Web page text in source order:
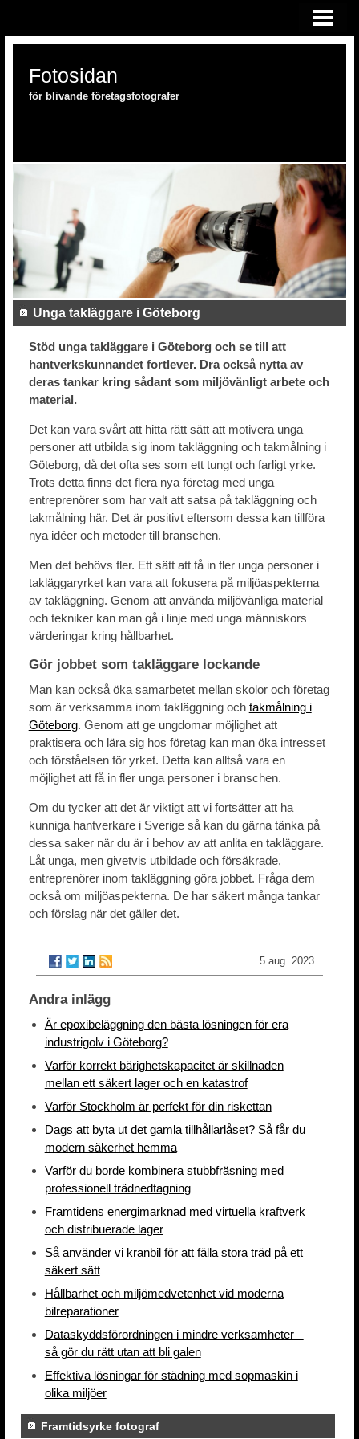
FOTOUTRUSTNING
Fotosidan
för blivande företagsfotografer
Unga takläggare i Göteborg
Stöd unga takläggare i Göteborg och se till att
hantverkskunnandet fortlever. Dra också nytta av
deras tankar kring sådant som miljövänligt arbete och
material.
Det kan vara svårt att hitta rätt sätt att motivera unga
personer att utbilda sig inom takläggning och takmålning i
Göteborg, då det ofta ses som ett tungt och farligt yrke.
Trots detta finns det flera nya företag med unga
entreprenörer som har valt att satsa på takläggning och
takmålning här. Det är positivt eftersom dessa kan tillföra
nya idéer och metoder till branschen.
Men det behövs fler. Ett sätt att få in fler unga personer i
takläggaryrket kan vara att fokusera på miljöaspekterna
av takläggning. Genom att använda miljövänliga material
och tekniker kan man gå i linje med unga människors
värderingar kring hållbarhet.
Gör jobbet som takläggare lockande
Man kan också öka samarbetet mellan skolor och företag
som är verksamma inom takläggning och takmålning i
Göteborg. Genom att ge ungdomar möjlighet att
praktisera och lära sig hos företag kan man öka intresset
och förståelsen för yrket. Detta kan alltså vara en
möjlighet att få in fler unga personer i branschen.
Om du tycker att det är viktigt att vi fortsätter att ha
kunniga hantverkare i Sverige så kan du gärna tänka på
dessa saker när du är i behov av att anlita en takläggare.
Låt unga, men givetvis utbildade och försäkrade,
entreprenörer inom takläggning göra jobbet. Fråga dem
också om miljöaspekterna. De har säkert många tankar
och förslag när det gäller det.
5 aug. 2023
Andra inlägg
Är epoxibeläggning den bästa lösningen för era
industrigolv i Göteborg?
Varför korrekt bärighetskapacitet är skillnaden
mellan ett säkert lager och en katastrof
Varför Stockholm är perfekt för din riskettan
Dags att byta ut det gamla tillhållarlåset? Så får du
modern säkerhet hemma
Varför du borde kombinera stubbfräsning med
professionell trädnedtagning
Framtidens energimarknad med virtuella kraftverk
och distribuerade lager
Så använder vi kranbil för att fälla stora träd på ett
säkert sätt
Hållbarhet och miljömedvetenhet vid moderna
bilreparationer
Dataskyddsförordningen i mindre verksamheter –
så gör du rätt utan att bli galen
Effektiva lösningar för städning med sopmaskin i
olika miljöer
Framtidsyrke fotograf